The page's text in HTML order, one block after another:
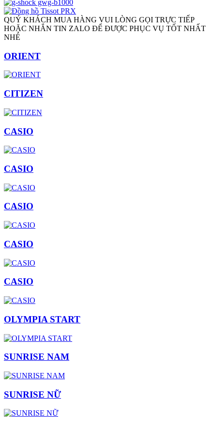
QUÝ KHÁCH MUA HÀNG VUI LÒNG GỌI TRỰC TIẾP
HOẶC NHẮN TIN ZALO ĐỂ ĐƯỢC PHỤC VỤ TỐT NHẤT
NHÉ
ORIENT
CITIZEN
CASIO
CASIO
CASIO
CASIO
CASIO
OLYMPIA START
SUNRISE NAM
SUNRISE NỮ